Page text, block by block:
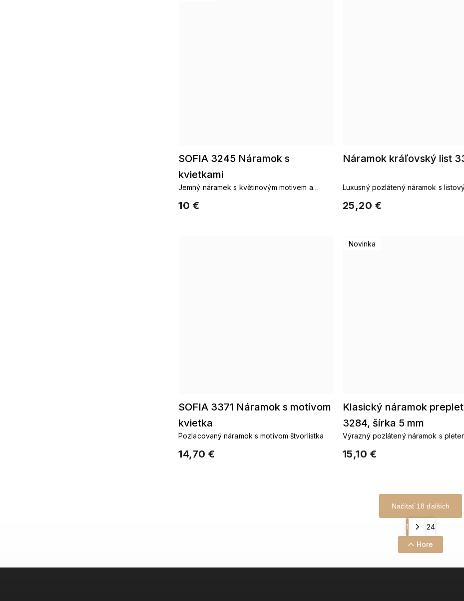
SOFIA 3245 Náramok s
kvietkami
10 €
Jemný náramek s květinovým motivem a
Náramok kráľovský list
25,20 €
Luxusný pozlátený náramok s
SOFIA 3371 Náramok s motívom
kvietka
14,70 €
Pozlacovaný náramok s motívom štvorlístka
Novinka
Klasický náramok
3284, šírka 5 mm
15,10 €
Výrazný pozlátený náramok s
Načítať 18 ďalších
1 24
Hore